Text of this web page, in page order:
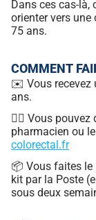
Dans ces cas-là,
orienter vers
75 ans.
COMMENT
✉️ Vous recevez
ans.
🧑‍⚕️ Vous
pharmacien ou
colorectal.fr
📦 Vous faites le
kit par la Poste
sous deux